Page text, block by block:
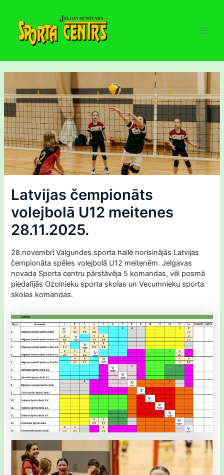
content
Latvijas čempionāts
volejbolā U12 meitenes
28.11.2025.
28.novembrī Valgundes sporta hallē norisinājās Latvijas
čempionāta spēles volejbolā U12 meitenēm. Jelgavas
novada Sporta centru pārstāvēja 5 komandas, vēl posmā
piedalījās Ozolnieku sporta skolas un Vecumnieku sporta
skolas komandas.